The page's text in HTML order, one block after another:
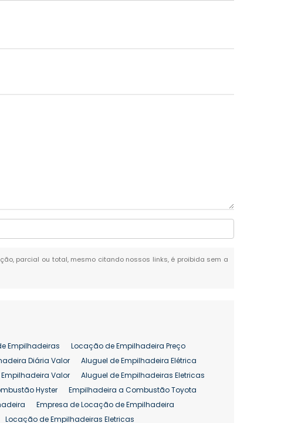
parcial ou total, mesmo citando nossos links, é proibida sem a
Empilhadeiras
Locação de Empilhadeira Preço
Diária Valor
Aluguel de Empilhadeira Elétrica
Valor
Aluguel de Empilhadeiras Eletricas
Hyster
Empilhadeira a Combustão Toyota
Empresa de Locação de Empilhadeira
Locação de Empilhadeiras Eletricas